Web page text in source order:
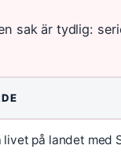
sak är tydlig:
livet på landet med